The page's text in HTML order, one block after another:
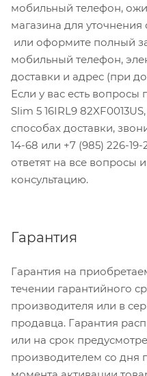
мобильный телефон,
магазина для уточнения
или оформите полный
мобильный телефон,
доставки и адрес (при
Если у вас есть вопросы
Slim 5 16IRL9
способах доставки,
14-68 или +7 (985) 226-
ответят на все вопросы
консультацию.
Гарантия
Гарантия на
течении гарантийного
производителя или в
продавца. Гарантия
или на срок
производителем со дня